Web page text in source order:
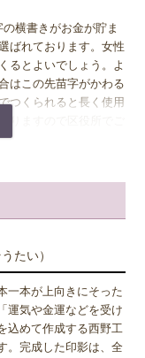
う他の木にはないほど
者としての実印をお作
しています。ご入用の
女性用は、13.5ミリ
用は、10.5ミリがおす
分けさせて頂いており
や認印として、また
判断でご使用頂けま
横書きがお金が貯ま
ばれております。女性
るとよいでしょう。よ
はこの先苗字がかわる
つくられると長く使用
りますので区役所でご
すので当店では風格を
やすい印相体をオスス
の場合は "たて" "ヨ
を頂きます。 "たて"
ザインが変わること
選択願います。
たい）
一本が上向きにそった
運気や金運などを受け
込めて作成する西野工
。完成した印影は、全